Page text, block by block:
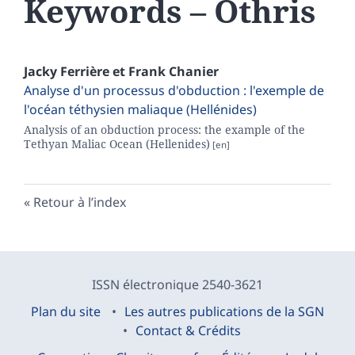
Keywords – Othris
Jacky Ferrièreet Frank Chanier
Analyse d'un processus d'obduction : l'exemple de
l'océan téthysien maliaque (Hellénides)
Analysis of an obduction process: the example of the
Tethyan Maliac Ocean (Hellenides)
Retour à l’index
ISSN électronique 2540-3621
Plan du site
Les autres publications de la SGN
Contact & Crédits